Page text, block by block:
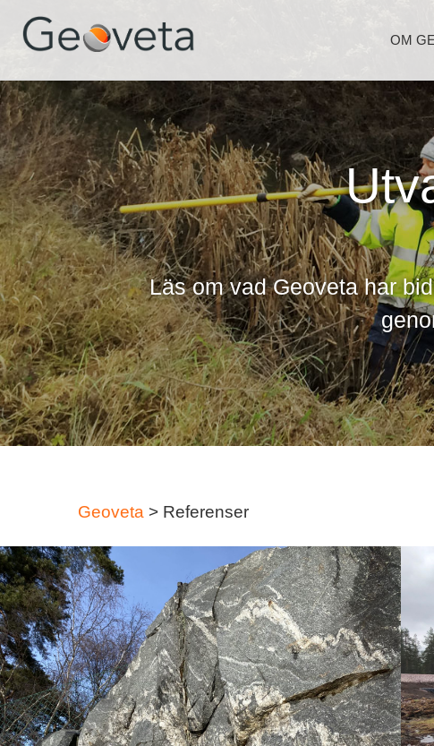
OM
Läs om vad Geoveta har
Geoveta > Referenser